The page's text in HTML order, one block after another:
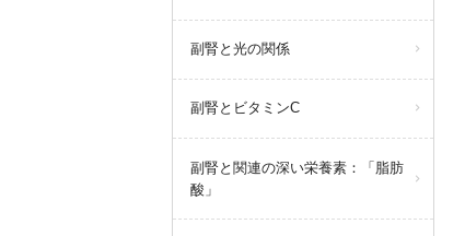
副腎と光の関係
副腎とビタミンC
副腎と関連の深い栄養素：「脂肪
酸」